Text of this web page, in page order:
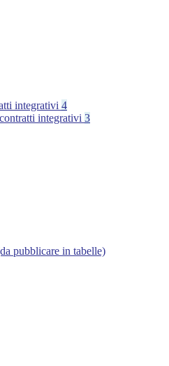
integrativi 4
integrativi 3
pubblicare in tabelle)